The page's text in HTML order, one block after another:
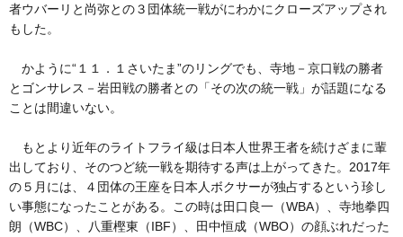
者ウバーリと尚弥との３団体統一戦がにわかにクローズアップされ
もした。
かように“１１．１さいたま”のリングでも、寺地－京口戦の勝者
とゴンサレス－岩田戦の勝者との「その次の統一戦」が話題になる
ことは間違いない。
もとより近年のライトフライ級は日本人世界王者を続けざまに輩
出しており、そのつど統一戦を期待する声は上がってきた。2017年
の５月には、４団体の王座を日本人ボクサーが独占するという珍し
い事態になったことがある。この時は田口良一（WBA）、寺地拳四
朗（WBC）、八重樫東（IBF）、田中恒成（WBO）の顔ぶれだった